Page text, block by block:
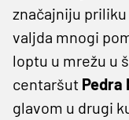
značajniju
valjda mnogi
loptu u mrežu u
centaršut Pedra
glavom u drugi